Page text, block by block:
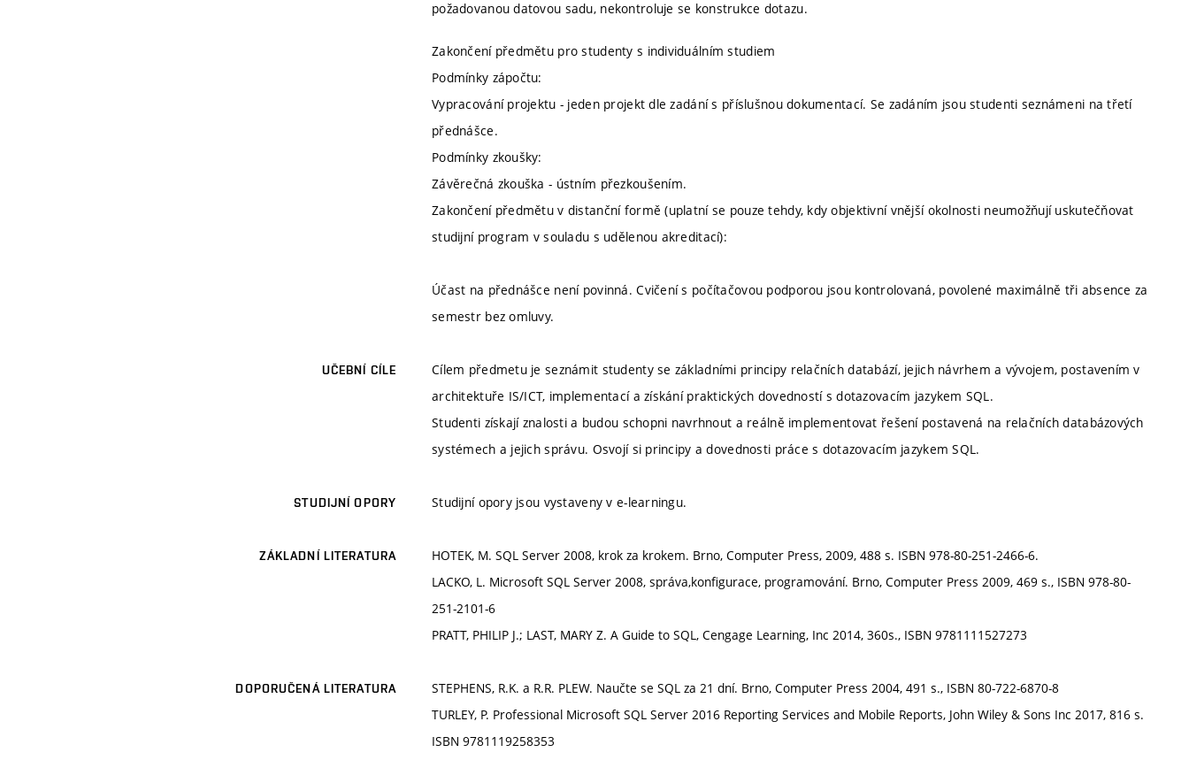
požadovanou datovou sadu, nekontroluje se konstrukce dotazu.
Zakončení předmětu pro studenty s individuálním studiem
Podmínky zápočtu:
Vypracování projektu - jeden projekt dle zadání s příslušnou dokumentací. Se zadáním jsou studenti seznámeni na třetí
přednášce.
Podmínky zkoušky:
Závěrečná zkouška - ústním přezkoušením.
Zakončení předmětu v distanční formě (uplatní se pouze tehdy, kdy objektivní vnější okolnosti neumožňují uskutečňovat
studijní program v souladu s udělenou akreditací):
Účast na přednášce není povinná. Cvičení s počítačovou podporou jsou kontrolovaná, povolené maximálně tři absence za
semestr bez omluvy.
UČEBNÍ CÍLE
Cílem předmetu je seznámit studenty se základními principy relačních databází, jejich návrhem a vývojem, postavením v
architektuře IS/ICT, implementací a získání praktických dovedností s dotazovacím jazykem SQL.
Studenti získají znalosti a budou schopni navrhnout a reálně implementovat řešení postavená na relačních databázových
systémech a jejich správu. Osvojí si principy a dovednosti práce s dotazovacím jazykem SQL.
STUDIJNÍ OPORY Studijní opory jsou vystaveny v e-learningu.
ZÁKLADNÍ LITERATURA
HOTEK, M. SQL Server 2008, krok za krokem. Brno, Computer Press, 2009, 488 s. ISBN 978-80-251-2466-6.
LACKO, L. Microsoft SQL Server 2008, správa,konfigurace, programování. Brno, Computer Press 2009, 469 s., ISBN 978-80-
251-2101-6
PRATT, PHILIP J.; LAST, MARY Z. A Guide to SQL, Cengage Learning, Inc 2014, 360s., ISBN 9781111527273
DOPORUČENÁ LITERATURA
STEPHENS, R.K. a R.R. PLEW. Naučte se SQL za 21 dní. Brno, Computer Press 2004, 491 s., ISBN 80-722-6870-8
TURLEY, P. Professional Microsoft SQL Server 2016 Reporting Services and Mobile Reports, John Wiley & Sons Inc 2017, 816 s.
ISBN 9781119258353